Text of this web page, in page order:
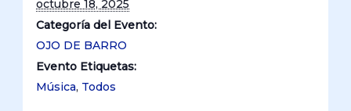
octubre 18, 2025
Categoría del Evento:
OJO DE BARRO
Evento Etiquetas:
Música, Todos